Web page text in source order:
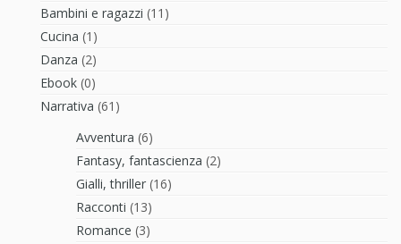
Bambini e ragazzi (11)
Cucina (1)
Danza (2)
Ebook (0)
Narrativa (61)
Avventura (6)
Fantasy, fantascienza (2)
Gialli, thriller (16)
Racconti (13)
Romance (3)